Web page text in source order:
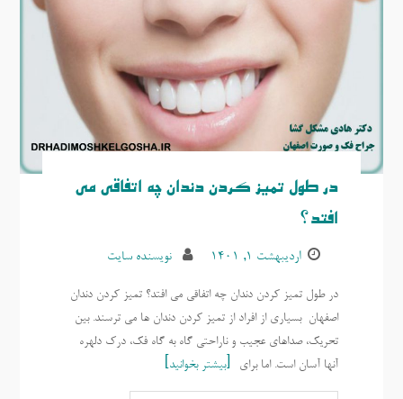
در طول تمیز کردن دندان چه اتفاقی می
افتد؟
اردیبهشت ۱, ۱۴۰۱ نویسنده سایت
در طول تمیز کردن دندان چه اتفاقی می افتد؟ تمیز کردن دندان
اصفهان بسیاری از افراد از تمیز کردن دندان ها می ترسند. بین
تحریک، صداهای عجیب و ناراحتی گاه به گاه فک، درک دلهره
آنها آسان است. اما برای
بیشتر بخوانید